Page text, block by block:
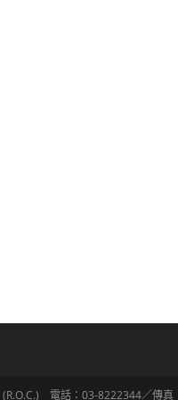
電話：03-8222344／傳